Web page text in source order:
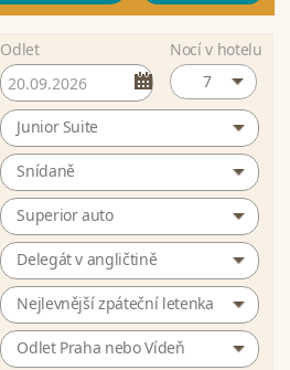
Odlet
Nocí v hotelu
7
Junior Suite
Snídaně
Superior auto
Delegát v angličtině
Nejlevnější zpáteční letenka
Odlet Praha nebo Vídeň